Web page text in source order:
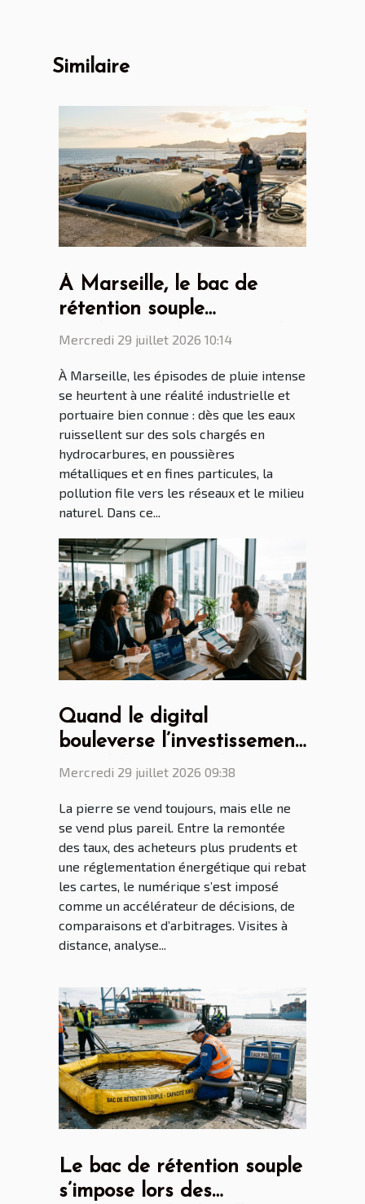
Similaire
À Marseille, le bac de
rétention souple
révolutionne la gestion des
Mercredi 29 juillet 2026 10:14
À Marseille, les épisodes de pluie intense
se heurtent à une réalité industrielle et
portuaire bien connue : dès que les eaux
ruissellent sur des sols chargés en
hydrocarbures, en poussières
métalliques et en fines particules, la
pollution file vers les réseaux et le milieu
naturel. Dans ce...
Quand le digital
bouleverse l’investissement
immobilier, regards croisés
Mercredi 29 juillet 2026 09:38
La pierre se vend toujours, mais elle ne
se vend plus pareil. Entre la remontée
des taux, des acheteurs plus prudents et
une réglementation énergétique qui rebat
les cartes, le numérique s’est imposé
comme un accélérateur de décisions, de
comparaisons et d’arbitrages. Visites à
distance, analyse...
Le bac de rétention souple
s’impose lors des